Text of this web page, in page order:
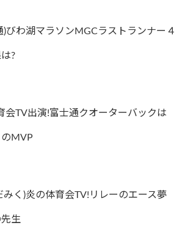
)びわ湖マラソンMGCラストランナー４
?
会TV出演!富士通クオーターバックは
のMVP
みく)炎の体育会TV!リレーのエース夢
生